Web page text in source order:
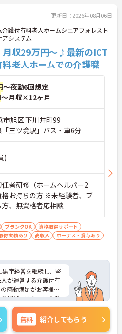
更新日：2026年08月06日
護付有料老人ホームシニアフォレスト
アシステム
月収29万円～♪最新のICT
老人ホームでの介護職
～夜勤6回想定
～月収×12ヶ月
市旭区 下川井町99
三ツ境駅」バス・車6分
)
者研修（ホームヘルパー2
格お持ちの方 ※未経験者、ブ
、無資格者応相談
ブランクOK
資格取得サポート
得実績あり 高収入
ボーナス・賞与あり
字経営を継続し、堅
が運営する介護付有
感動満足がお客様の
掲げ、スタッフの働
備に力を入れていま
ン」やインカム、ケ
器を導入しており、業
無料 紹介してもらう